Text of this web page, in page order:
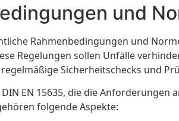
und
Rahmenbedingungen und
Regelungen sollen Unfälle
Sicherheitschecks und
EN 15635, die die
folgende Aspekte: